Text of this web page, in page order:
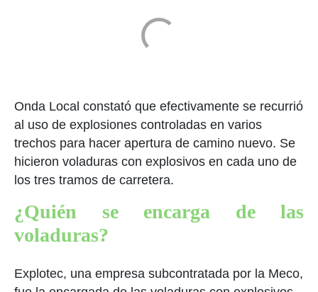
Onda Local constató que efectivamente se recurrió
al uso de explosiones controladas en varios
trechos para hacer apertura de camino nuevo. Se
hicieron voladuras con explosivos en cada uno de
los tres tramos de carretera.
¿Quién se encarga de las
voladuras?
Explotec, una empresa subcontratada por la Meco,